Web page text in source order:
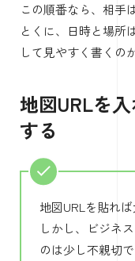
この順番なら、相手
とくに、日時と場所
して見やすく書くの
地図URLを
する
地図URLを貼れ
しかし、ビジネ
のは少し不親切で